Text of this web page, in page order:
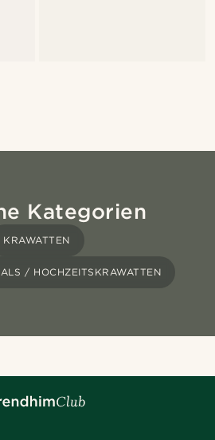
Kategorien
KRAWATTEN
/ HOCHZEITSKRAWATTEN